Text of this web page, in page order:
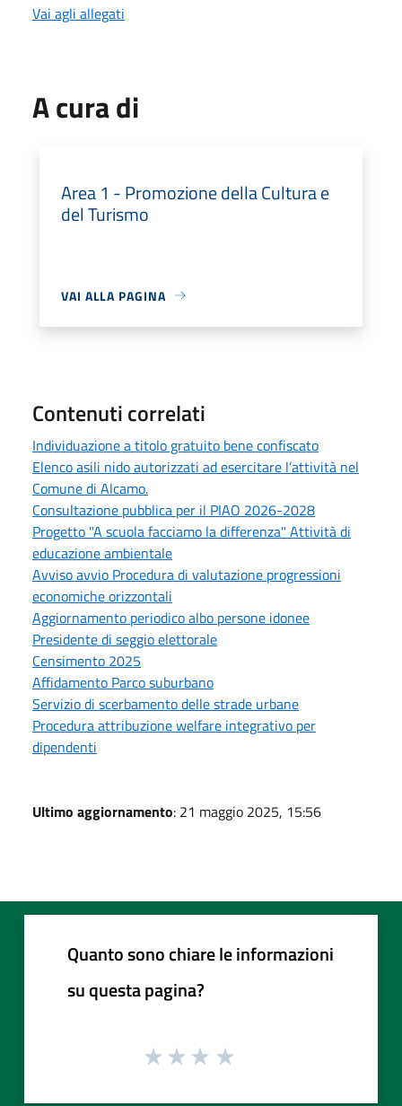
Vai agli allegati
A cura di
Area 1 - Promozione della Cultura e
del Turismo
VAI ALLA PAGINA
Contenuti correlati
Individuazione a titolo gratuito bene confiscato
Elenco asili nido autorizzati ad esercitare l’attività nel
Comune di Alcamo.
Consultazione pubblica per il PIAO 2026-2028
Progetto "A scuola facciamo la differenza" Attività di
educazione ambientale
Avviso avvio Procedura di valutazione progressioni
economiche orizzontali
Aggiornamento periodico albo persone idonee
Presidente di seggio elettorale
Censimento 2025
Affidamento Parco suburbano
Servizio di scerbamento delle strade urbane
Procedura attribuzione welfare integrativo per
dipendenti
Ultimo aggiornamento: 21 maggio 2025, 15:56
Quanto sono chiare le informazioni
su questa pagina?